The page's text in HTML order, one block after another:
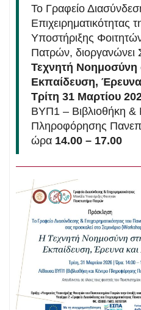
Το Γραφείο
Επιχειρηματικότητας
Υποστήριξης
Πατρών, διοργανώνει
Τεχνητή Νοημοσύνη
Εκπαίδευση,
Τρίτη 31 Μαρτίου
ΒΥΠ1 – Βιβλιοθήκη &
Πληροφόρησης
ώρα 14.00 – 17.00